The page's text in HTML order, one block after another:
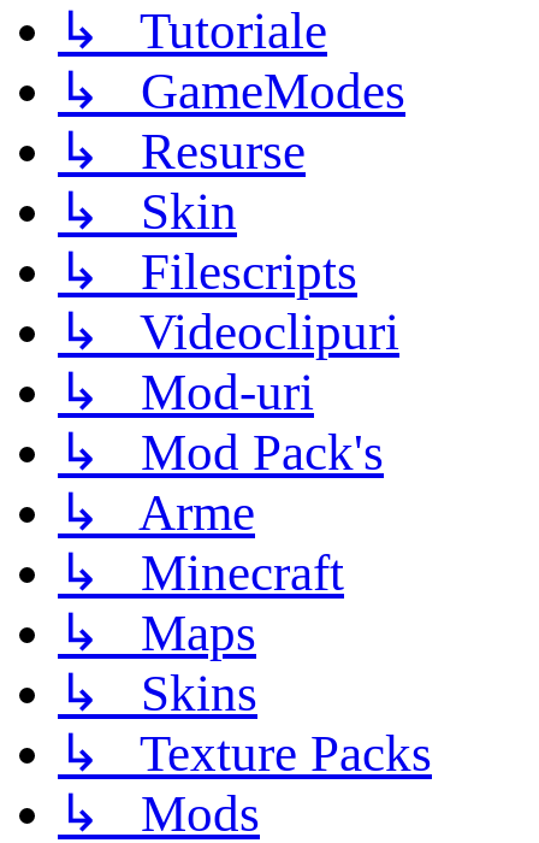
↳ Tutoriale
↳ GameModes
↳ Resurse
↳ Skin
↳ Filescripts
↳ Videoclipuri
↳ Mod-uri
↳ Mod Pack's
↳ Arme
↳ Minecraft
↳ Maps
↳ Skins
↳ Texture Packs
↳ Mods